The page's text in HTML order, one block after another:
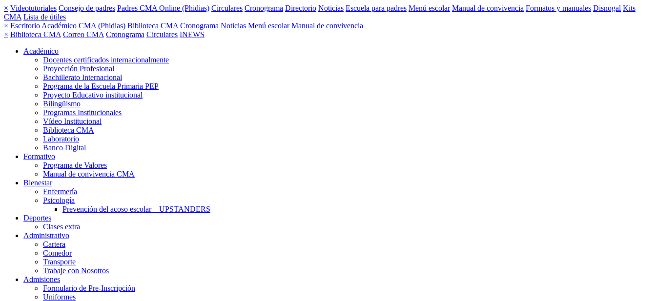
× Videotutoriales Consejo de padres Padres CMA Online (Phidias) Circulares Cronograma Directorio Noticias Escuela para padres Menú escolar Manual de convivencia Formatos y manuales Disnogal Kits
CMA Lista de útiles
× Escritorio Académico CMA (Phidias) Biblioteca CMA Cronograma Noticias Menú escolar Manual de convivencia
× Biblioteca CMA Correo CMA Cronograma Circulares INEWS
Académico
Docentes certificados internacionalmente
Proyección Profesional
Bachillerato Internacional
Programa de la Escuela Primaria PEP
Proyecto Educativo institucional
Bilingüismo
Programas Institucionales
Vídeo Institucional
Biblioteca CMA
Laboratorio
Banco Digital
Formativo
Programa de Valores
Manual de convivencia CMA
Bienestar
Enfermería
Psicología
Prevención del acoso escolar – UPSTANDERS
Deportes
Clases extra
Administrativo
Cartera
Comedor
Transporte
Trabaje con Nosotros
Admisiones
Formulario de Pre-Inscripción
Uniformes